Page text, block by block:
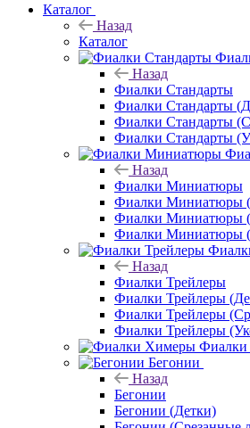
Каталог
Назад
Каталог
Назад
Фиалки Стандарты
Фиалки Стандарты
Фиалки Стандарты
Фиалки Стандарты
Назад
Фиалки Миниатюры
Фиалки Миниатюры
Фиалки Миниатюры
Фиалки Миниатюры
Назад
Фиалки Трейлеры
Фиалки Трейлеры
Фиалки Трейлеры
Фиалки Трейлеры
Бегонии
Назад
Бегонии
Бегонии (Детки)